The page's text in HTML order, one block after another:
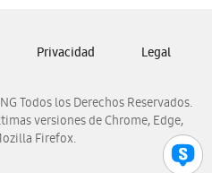
Venezuela
Todos los Derechos Reservados.
versiones de Chrome, Edge,
Firefox.
Privacidad Legal